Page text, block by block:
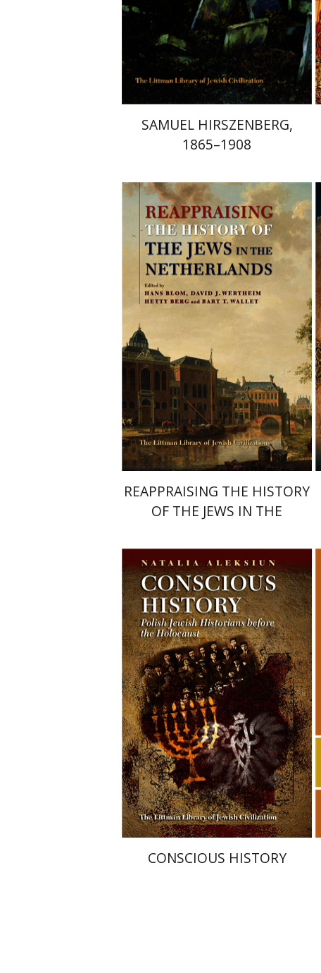
הנחת אתר ספר מודפס
$104
$94
SAMUEL HIRSZENBERG,
1865–1908
J. C. H. Blom
Bart T. Wallet
Hetty Berg
David J. Wertheim
הנחת אתר ספר מודפס
$99
$89
REAPPRAISING THE HISTORY
OF THE JEWS IN THE
נטליה אלקסיון
הנחת אתר ספר מודפס
$71
$64
CONSCIOUS HISTORY